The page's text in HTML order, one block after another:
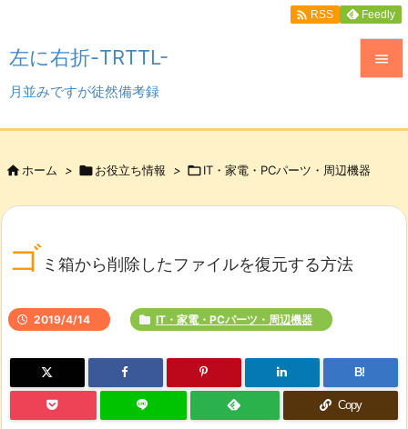
左に右折-TRTTL-
月並みですが徒然備考録

 RSS Feedly
ホーム > お役立ち情報 > IT・家電・PCパーツ・周辺機器
ゴミ箱から削除したファイルを復元する方法
2019/4/14 IT・家電・PCパーツ・周辺機器
B!
Copy